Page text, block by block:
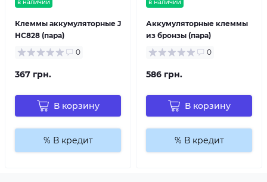
в наличии
Клеммы аккумуляторные J
HC828 (пара)
0
367 грн.
В корзину
% В кредит
в наличии
Аккумуляторные клеммы
из бронзы (пара)
0
586 грн.
В корзину
% В кредит